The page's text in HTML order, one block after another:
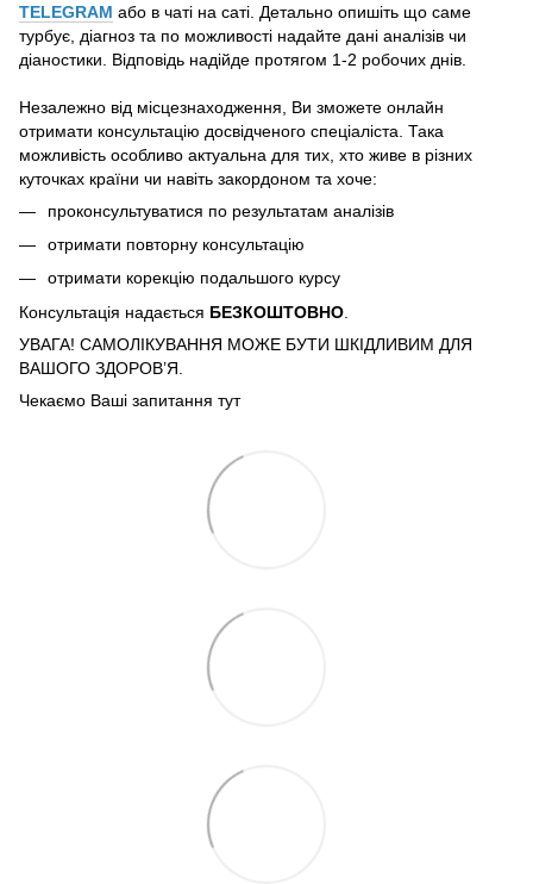
TELEGRAM або в чаті на саті. Детально опишіть що саме
турбує, діагноз та по можливості надайте дані аналізів чи
діаностики. Відповідь надійде протягом 1-2 робочих днів.
Незалежно від місцезнаходження, Ви зможете онлайн
отримати консультацію досвідченого спеціаліста. Така
можливість особливо актуальна для тих, хто живе в різних
куточках країни чи навіть закордоном та хоче:
проконсультуватися по результатам аналізів
отримати повторну консультацію
отримати корекцію подальшого курсу
Консультація надається БЕЗКОШТОВНО
УВАГА! САМОЛІКУВАННЯ МОЖЕ БУТИ ШКІДЛИВИМ ДЛЯ
ВАШОГО ЗДОРОВ’Я.
Чекаємо Ваші запитання тут